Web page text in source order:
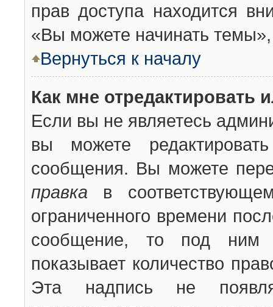
прав доступа находится
«Вы можете начинать
Вернуться к началу
Как мне отредактировать
Если вы не являетесь
вы можете
сообщения. Вы можете
правка в
ограниченного времени
сообщение, то под ним
показывает количество
Эта надпись не